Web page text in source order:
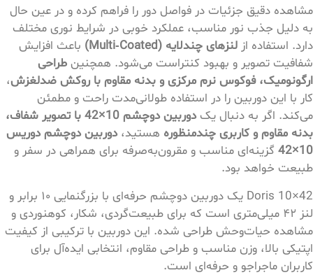
مشاهده دقیق جزئیات در فواصل دور را فراهم کرده و در عین حال
به دلیل جذب نور مناسب، عملکرد خوبی در شرایط نوری مختلف
دارد. استفاده از لنزهای چندلایه (Multi‑Coated)
باعث افزایش
شفافیت تصویر و بهبود کنتراست می‌شود. همچنین طراحی
ارگونومیک، فوکوس نرم مرکزی و بدنه مقاوم با روکش ضدلغزش،
کار با این دوربین را در استفاده طولانی‌مدت راحت و مطمئن
می‌کند. اگر به دنبال یک
دوربین دوچشم 10×42 با تصویر شفاف،
بدنه مقاوم و کاربری چندمنظوره هستید، دوربین دوچشم دوریس
10×42
گزینه‌ای مناسب و مقرون‌به‌صرفه برای همراهی در سفر و
طبیعت خواهد بود.
Doris 10×42 یک دوربین دوچشم حرفه‌ای با بزرگنمایی ۱۰ برابر و
لنز ۴۲ میلی‌متری است که برای طبیعت‌گردی، شکار، کوهنوردی و
مشاهده حیات‌وحش طراحی شده. این دوربین با ترکیبی از کیفیت
اپتیکی بالا، وزن مناسب و طراحی مقاوم، انتخابی ایده‌آل برای
کاربران ماجراجو و حرفه‌ای است.